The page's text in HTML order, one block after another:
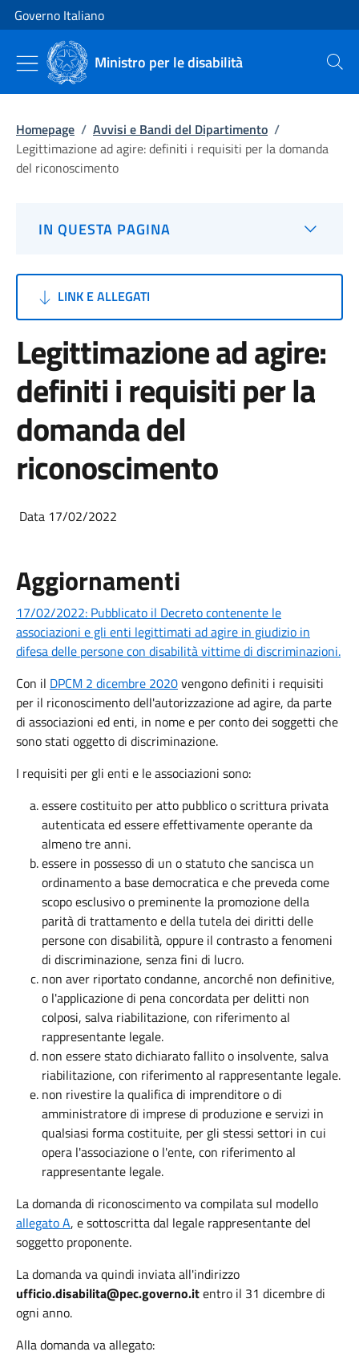
Vai al contenuto
Vai alla navigazione del sito
Governo Italiano
Ministro per le disabilità Cerca
Homepage / Avvisi e Bandi del Dipartimento /
Legittimazione ad agire: definiti i requisiti per la domanda
del riconoscimento
IN QUESTA PAGINA
LINK E ALLEGATI
Legittimazione ad agire:
definiti i requisiti per la
domanda del
riconoscimento
Data 17/02/2022
Aggiornamenti
17/02/2022: Pubblicato il Decreto contenente le
associazioni e gli enti legittimati ad agire in giudizio in
difesa delle persone con disabilità vittime di discriminazioni.
Con il DPCM 2 dicembre 2020vengono definiti i requisiti
per il riconoscimento dell'autorizzazione ad agire, da parte
di associazioni ed enti, in nome e per conto dei soggetti che
sono stati oggetto di discriminazione.
I requisiti per gli enti e le associazioni sono:
essere costituito per atto pubblico o scrittura privata
autenticata ed essere effettivamente operante da
almeno tre anni.
essere in possesso di un o statuto che sancisca un
ordinamento a base democratica e che preveda come
scopo esclusivo o preminente la promozione della
parità di trattamento e della tutela dei diritti delle
persone con disabilità, oppure il contrasto a fenomeni
di discriminazione, senza fini di lucro.
non aver riportato condanne, ancorché non definitive,
o l'applicazione di pena concordata per delitti non
colposi, salva riabilitazione, con riferimento al
rappresentante legale.
non essere stato dichiarato fallito o insolvente, salva
riabilitazione, con riferimento al rappresentante legale.
non rivestire la qualifica di imprenditore o di
amministratore di imprese di produzione e servizi in
qualsiasi forma costituite, per gli stessi settori in cui
opera l'associazione o l'ente, con riferimento al
rappresentante legale.
La domanda di riconoscimento va compilata sul modello
allegato A, e sottoscritta dal legale rappresentante del
soggetto proponente.
La domanda va quindi inviata all'indirizzo
ufficio.disabilita@pec.governo.itentro il 31 dicembre di
ogni anno.
Alla domanda va allegato: